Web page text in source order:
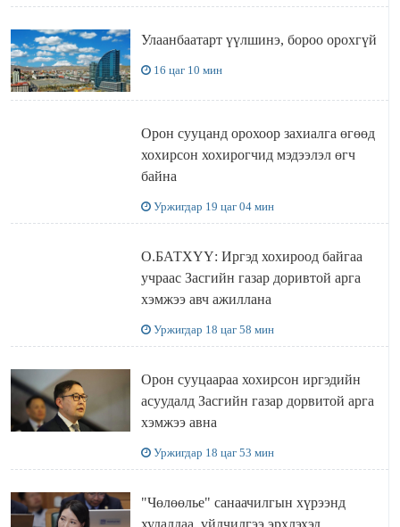
Улаанбаатарт үүлшинэ, бороо орохгүй
16 цаг 10 мин
Орон сууцанд орохоор захиалга өгөөд
хохирсон хохирогчид мэдээлэл өгч
байна
Уржигдар 19 цаг 04 мин
О.БАТХҮҮ: Иргэд хохироод байгаа
учраас Засгийн газар доривтой арга
хэмжээ авч ажиллана
Уржигдар 18 цаг 58 мин
Орон сууцаараа хохирсон иргэдийн
асуудалд Засгийн газар дорвитой арга
хэмжээ авна
Уржигдар 18 цаг 53 мин
"Чөлөөлье" санаачилгын хүрээнд